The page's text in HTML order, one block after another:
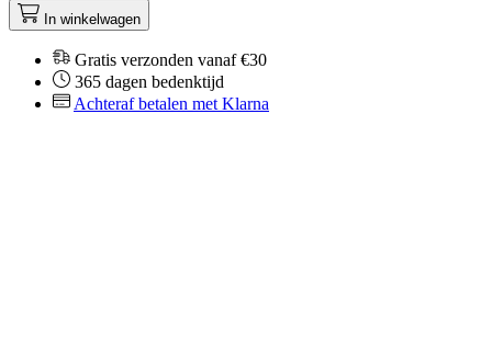
In winkelwagen
Gratis verzonden vanaf €30
365 dagen bedenktijd
Achteraf betalen met Klarna